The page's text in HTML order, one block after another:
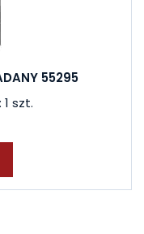
55295
szt.